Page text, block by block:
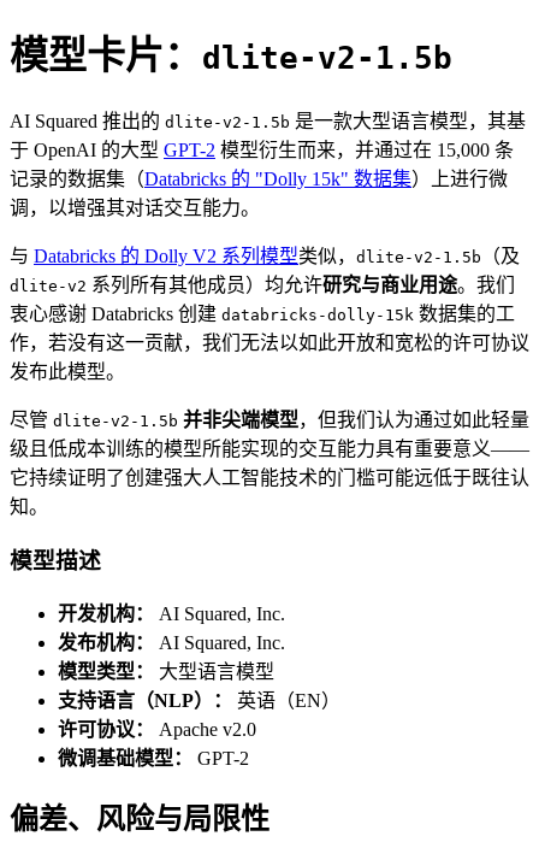
模型卡片： dlite-v2-1.5b
AI Squared 推出的 dlite-v2-1.5b 是一款大型语言模型，其基
于 OpenAI 的大型 GPT-2 模型衍生而来，并通过在 15,000 条
记录的数据集（Databricks 的 "Dolly 15k" 数据集）上进行微
调，以增强其对话交互能力。
与 Databricks 的 Dolly V2 系列模型类似， dlite-v2-1.5b （及
dlite-v2 系列所有其他成员）均允许研究与商业用途。我们
衷心感谢 Databricks 创建 databricks-dolly-15k 数据集的工
作，若没有这一贡献，我们无法以如此开放和宽松的许可协议
发布此模型。
尽管 dlite-v2-1.5b 并非尖端模型，但我们认为通过如此轻量
级且低成本训练的模型所能实现的交互能力具有重要意义——
它持续证明了创建强大人工智能技术的门槛可能远低于既往认
知。
模型描述
开发机构：
AI Squared, Inc.
发布机构：
AI Squared, Inc.
模型类型：
大型语言模型
支持语言（NLP）：
英语（EN）
许可协议：
Apache v2.0
微调基础模型：
GPT-2
偏差、风险与局限性